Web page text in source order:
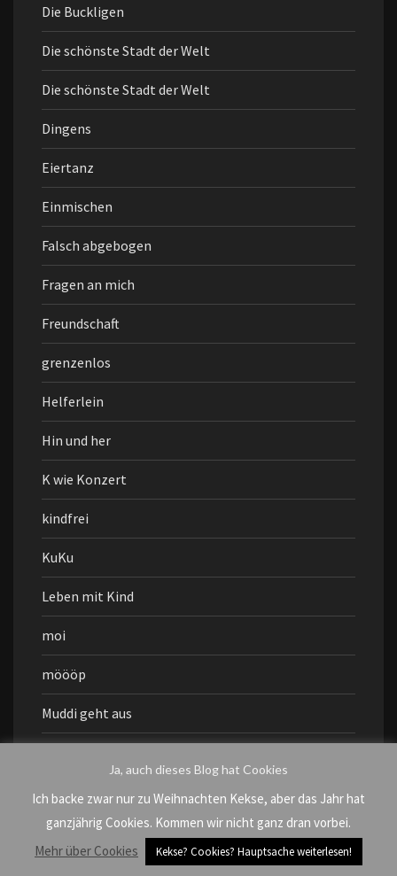
Die Buckligen
Die schönste Stadt der Welt
Die schönste Stadt der Welt
Dingens
Eiertanz
Einmischen
Falsch abgebogen
Fragen an mich
Freundschaft
grenzenlos
Helferlein
Hin und her
K wie Konzert
kindfrei
KuKu
Leben mit Kind
moi
möööp
Muddi geht aus
NazisRaus
nomnomnom
Ja, auch dieses Blog hat Cookies
Ich backe zwar nur zu Weihnachten Kekse, aber das Jahr hat
ganzjährig Cookies. Kommen wir nicht ganz dran vorbei.
Mehr über Cookies
Kekse? Cookies? Hauptsache weiterlesen!